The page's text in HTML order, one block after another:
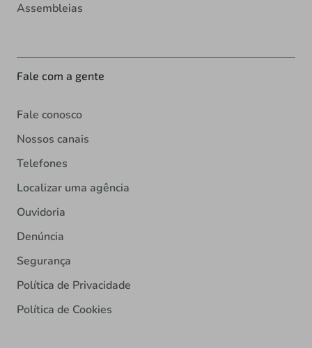
Assembleias
Fale com a gente
Fale conosco
Nossos canais
Telefones
Localizar uma agência
Ouvidoria
Denúncia
Segurança
Política de Privacidade
Política de Cookies